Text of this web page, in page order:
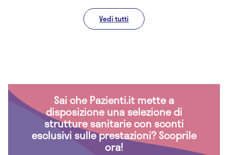
Vedi tutti
Sai che Pazienti.it mette a
disposizione una selezione di
strutture sanitarie con sconti
esclusivi sulle prestazioni? Scoprile
ora!